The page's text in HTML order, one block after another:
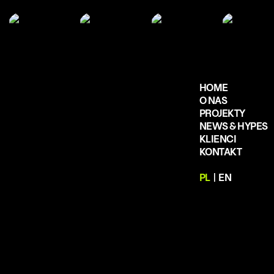
HOME
O NAS
PROJEKTY
NEWS & HYPES
KLIENCI
KONTAKT
PL| EN